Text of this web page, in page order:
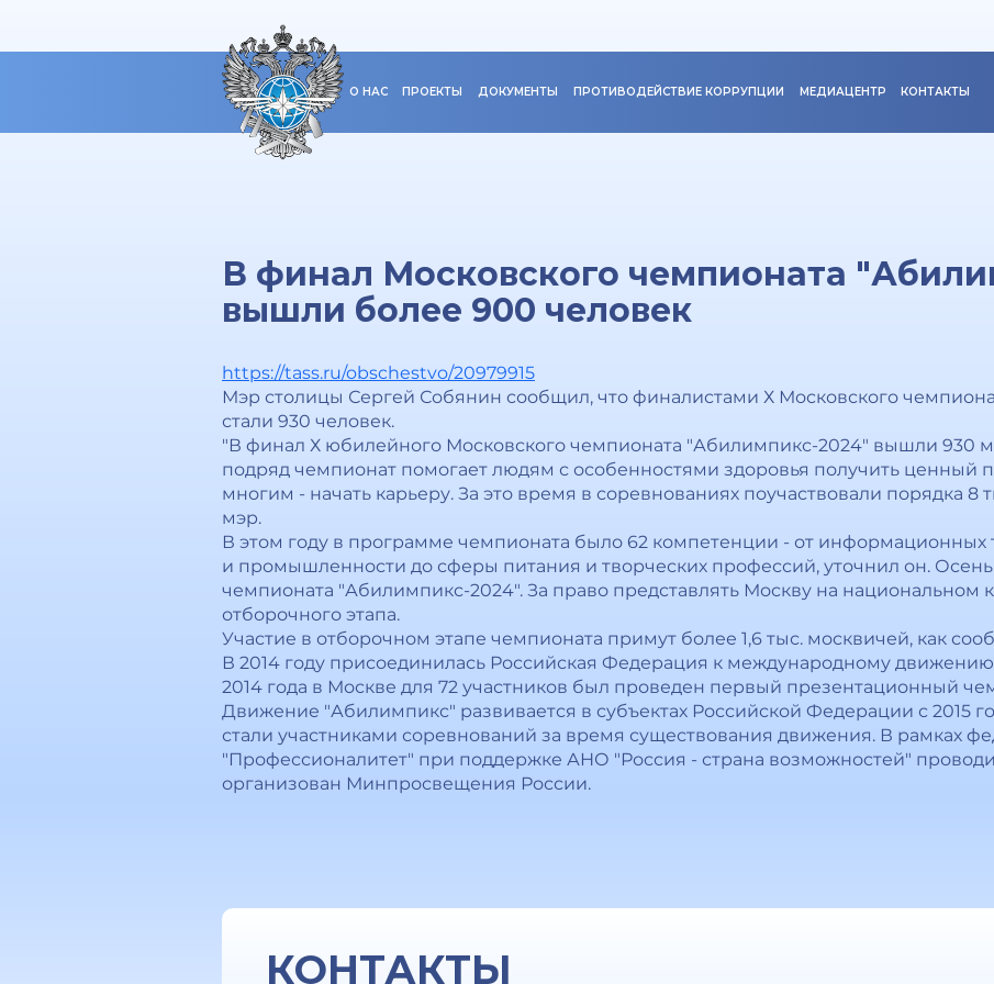
О НАС ПРОЕКТЫ ДОКУМЕНТЫ ПРОТИВОДЕЙСТВИЕ КОРРУПЦИИ МЕДИАЦЕНТР КОНТАКТЫ
В финал Московского чемпионата
вышли более 900 человек
https://tass.ru/obschestvo/20979915
Мэр столицы Сергей Собянин сообщил, что финалистами Х Московского
стали 930 человек.
"В финал Х юбилейного Московского чемпионата "Абилимпикс-2024" вышли 930
подряд чемпионат помогает людям с особенностями здоровья получить ценный
многим - начать карьеру. За это время в соревнованиях поучаствовали порядка 8
мэр.
В этом году в программе чемпионата было 62 компетенции - от информационных
и промышленности до сферы питания и творческих профессий, уточнил он.
чемпионата "Абилимпикс-2024". За право представлять Москву на национальном
отборочного этапа.
Участие в отборочном этапе чемпионата примут более 1,6 тыс. москвичей, как
В 2014 году присоединилась Российская Федерация к международному
2014 года в Москве для 72 участников был проведен первый презентационный
Движение "Абилимпикс" развивается в субъектах Российской Федерации с 2015
стали участниками соревнований за время существования движения. В рамках
"Профессионалитет" при поддержке АНО "Россия - страна возможностей"
организован Минпросвещения России.
КОНТАКТЫ